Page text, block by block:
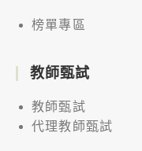
榜單專區
教師甄試
教師甄試
代理教師甄試